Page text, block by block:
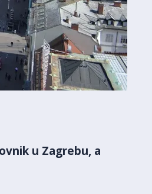
u Zagrebu, a